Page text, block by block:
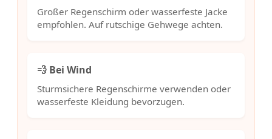
Großer Regenschirm oder wasserfeste Jacke
empfohlen. Auf rutschige Gehwege achten.
💨 Bei Wind
Sturmsichere Regenschirme verwenden oder
wasserfeste Kleidung bevorzugen.